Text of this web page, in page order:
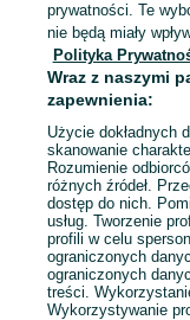
Mapa kategorii
Mapa miejscowości
Mapa ministron
prywatności. Te
nie będą miały
Polityka
Wraz z naszymi
zapewnienia:
Użycie dokładnych
skanowanie
Rozumienie
różnych źródeł.
dostęp do nich.
usług. Tworzenie
profili w celu
ograniczonych
ograniczonych
treści.
Wykorzystywanie